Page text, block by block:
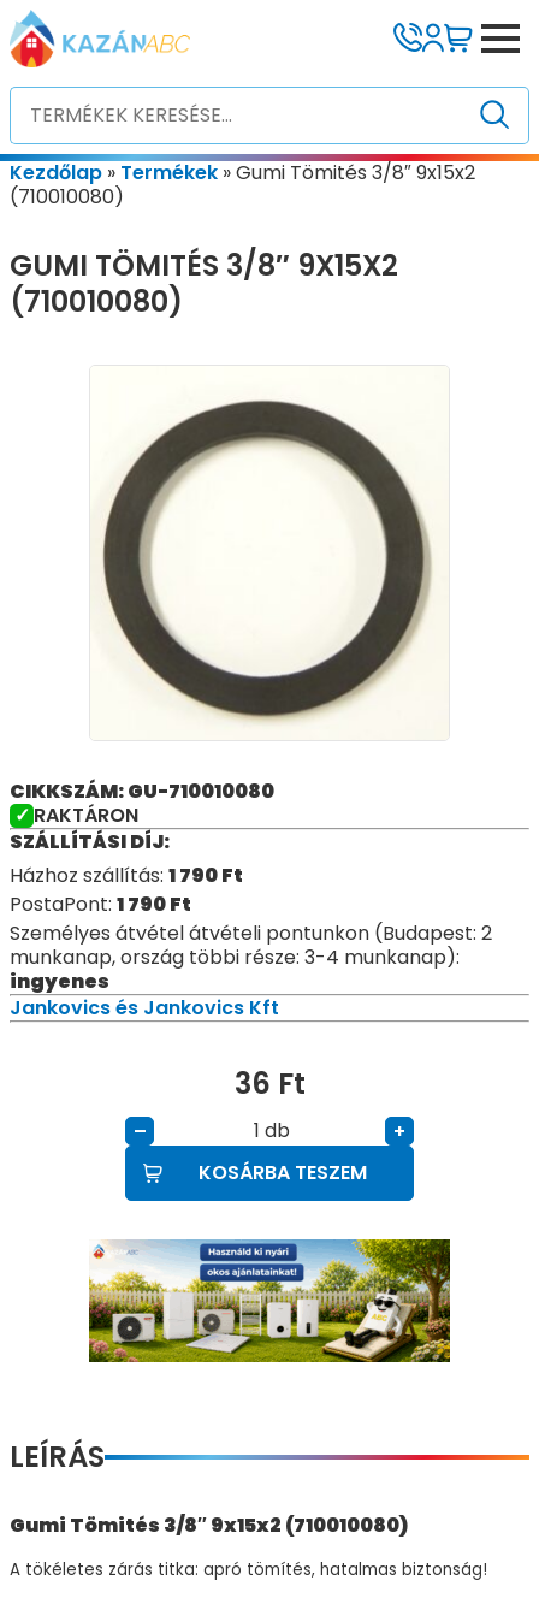
Kezdőlap » Termékek »Gumi Tömités 3/8″ 9x15x2
(710010080)
GUMI TÖMITÉS 3/8″ 9X15X2
(710010080)
CIKKSZÁM: GU-710010080
RAKTÁRON
SZÁLLÍTÁSI DÍJ:
Házhoz szállítás: 1 790Ft
PostaPont: 1 790Ft
Személyes átvétel átvételi pontunkon (Budapest: 2
munkanap, ország többi része: 3-4 munkanap):
ingyenes
Jankovics és Jankovics Kft
36 Ft
– db
+
KOSÁRBA TESZEM
LEÍRÁS
Gumi Tömités 3/8″ 9x15x2 (710010080)
A tökéletes zárás titka: apró tömítés, hatalmas biztonság!